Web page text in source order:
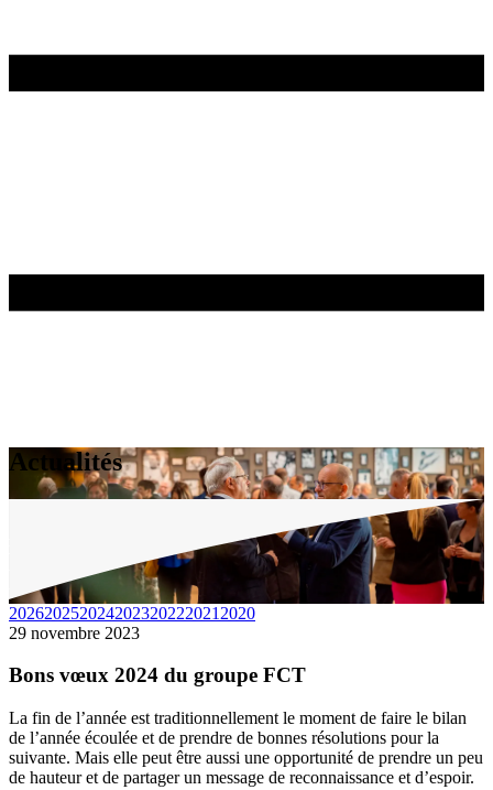
Actualités
202620252024202320222021 2020
29 novembre 2023
Bons vœux 2024 du groupe FCT
La fin de l’année est traditionnellement le moment de faire le bilan
de l’année écoulée et de prendre de bonnes résolutions pour la
suivante. Mais elle peut être aussi une opportunité de prendre un peu
de hauteur et de partager un message de reconnaissance et d’espoir.